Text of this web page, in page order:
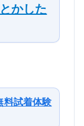
かした
料試着体験